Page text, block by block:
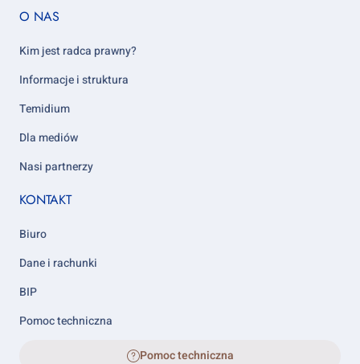
Footer
5
O NAS
Kim jest radca prawny?
Informacje i struktura
Temidium
Dla mediów
Nasi partnerzy
KONTAKT
Biuro
Dane i rachunki
BIP
Pomoc techniczna
Pomoc techniczna